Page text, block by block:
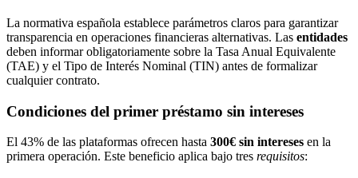
La normativa española establece parámetros claros para garantizar
transparencia en operaciones financieras alternativas. Las entidades
deben informar obligatoriamente sobre la Tasa Anual Equivalente
(TAE) y el Tipo de Interés Nominal (TIN) antes de formalizar
cualquier contrato.
Condiciones del primer préstamo sin intereses
El 43% de las plataformas ofrecen hasta 300€ sin intereses en la
primera operación. Este beneficio aplica bajo tres requisitos: